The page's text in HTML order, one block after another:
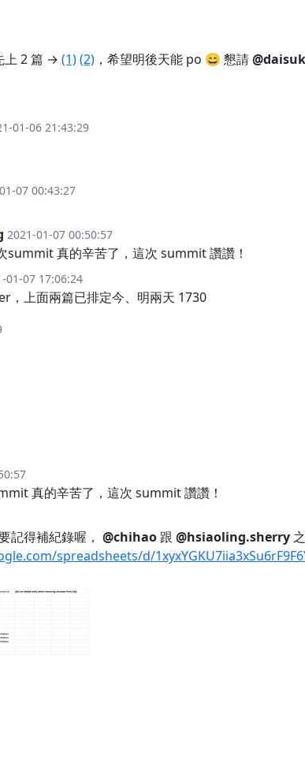
上 2 篇 → (1)(2) ，希望明後天能 po 😄 懇請
01-06 21:43:29
07 00:43:27
2021-01-07 00:50:57
summit 真的辛苦了，這次 summit 讚讚！
01-07 17:06:24
，上面兩篇已排定今、明兩天 1730
真的辛苦了，這次 summit 讚讚！
記得補紀錄喔， @chihao 跟 @hsiaoling.sherry
spreadsheets/d/